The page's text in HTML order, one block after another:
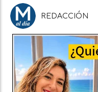
REDACCIÓN